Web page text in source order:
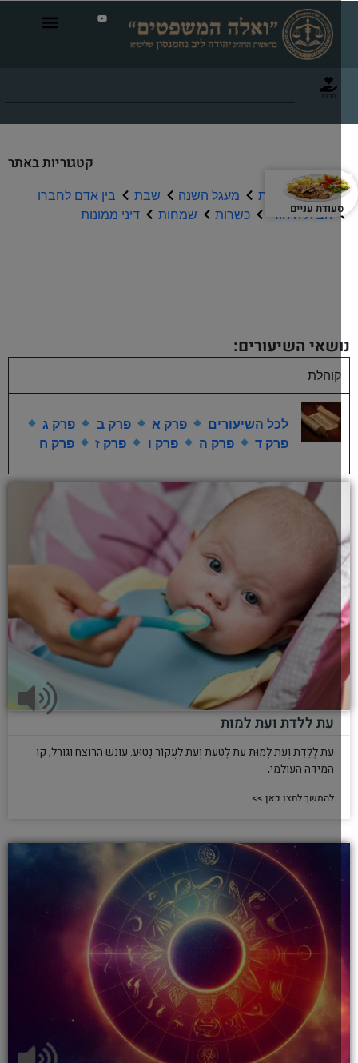
קטגוריות באתר
תפילה וברכות מעגל השנה שבת
בין אדם לחברו
הבית היהודי
כשרות שמחות דיני ממונות
השיעורים:
קוהלת
לכל השיעורים פרק א פרק ב
פרק ג
פרק ד
פרק ה פרק ו פרק ז פרק ח
עת ללדת ועת למות
עֵת לָלֶדֶת וְעֵת לָמוּת עֵת לָטַעַת וְעֵת לַעֲקוֹר נָטוּעַ. עונש הרוצח וגורל, קו
המידה העולמי,
להמשך לחצו כאן >>
עניים